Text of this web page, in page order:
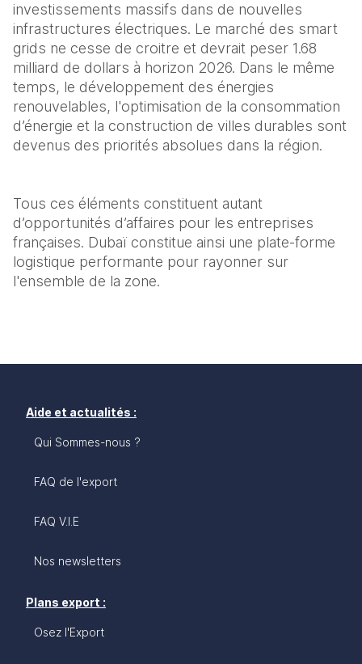
investissements massifs dans de nouvelles
infrastructures électriques. Le marché des smart
grids ne cesse de croitre et devrait peser 1.68
milliard de dollars à horizon 2026. Dans le même
temps, le développement des énergies
renouvelables, l'optimisation de la consommation
d’énergie et la construction de villes durables sont
devenus des priorités absolues dans la région.
Tous ces éléments constituent autant
d’opportunités d’affaires pour les entreprises
françaises. Dubaï constitue ainsi une plate-forme
logistique performante pour rayonner sur
l'ensemble de la zone.
Aide et actualités :
Qui Sommes-nous ?
FAQ de l'export
FAQ V.I.E
Nos newsletters
Plans export :
Osez l'Export